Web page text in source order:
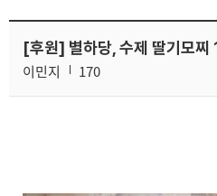
[후원] 별하당, 수제 딸기모
이민지 170